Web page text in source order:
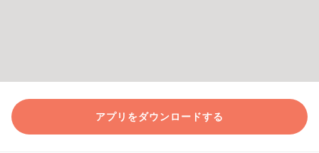
アプリをダウンロードする